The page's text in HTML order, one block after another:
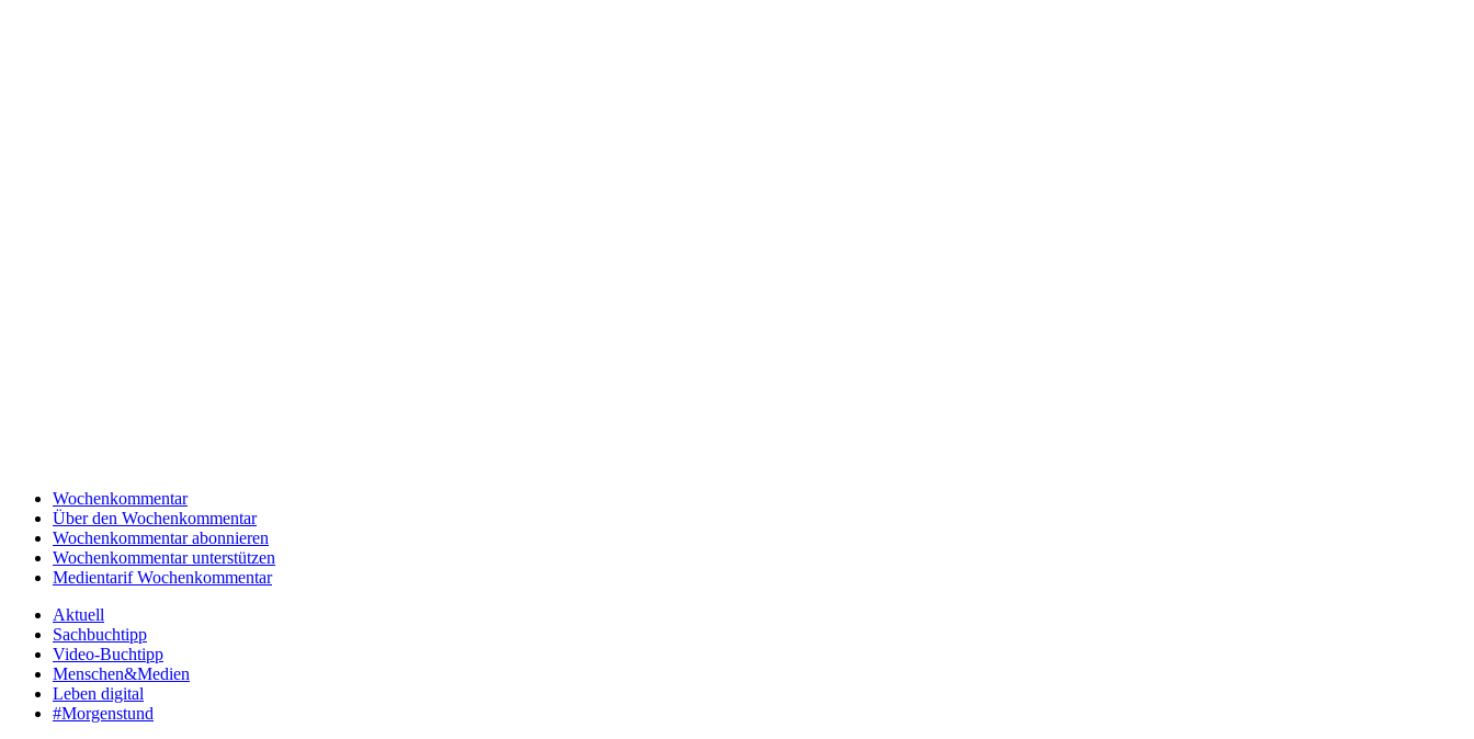
Wochenkommentar
Über den Wochenkommentar
Wochenkommentar abonnieren
Wochenkommentar unterstützen
Medientarif Wochenkommentar
Aktuell
Sachbuchtipp
Video-Buchtipp
Menschen&Medien
Leben digital
#Morgenstund